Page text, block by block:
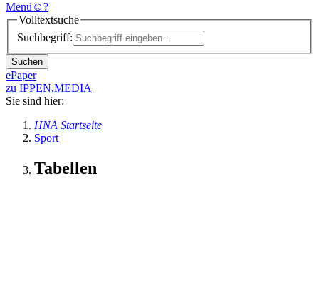
Menü ☺?
Volltextsuche
Suchbegriff:
Suchen
ePaper
zu IPPEN.MEDIA
Sie sind hier:
HNA Startseite
Sport
Tabellen